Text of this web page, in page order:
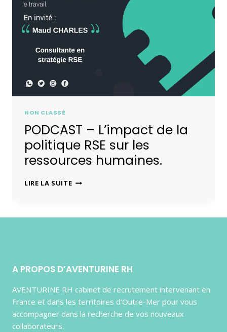
NON CLASSÉ
PODCAST – L’impact de la
politique RSE sur les
ressources humaines.
LIRE LA SUITEPODCAST
RESSOURCES
A PROPOS D’AVENTURINE RH
AVENTURINE RH cabinet de recrutement intervenant en
France et dans les territoires d’Outre-Mer pour vous
accompagner dans la recherche de vos nouveaux
collaborateurs.